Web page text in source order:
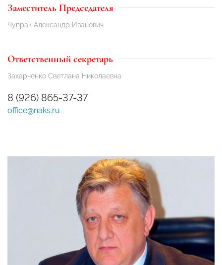
Заместитель Председателя
Чупрак Александр Иванович
Ответственный секретарь
Захарченко Светлана Николаевна
8 (926) 865-37-37
office@naks.ru